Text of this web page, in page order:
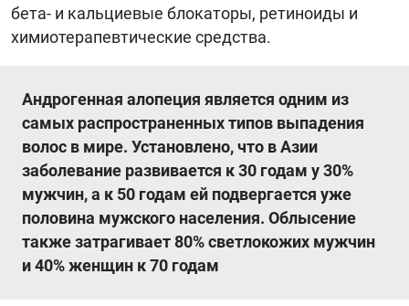
бета- и кальциевые блокаторы, ретиноиды и
химиотерапевтические средства.
Андрогенная алопеция является одним из
самых распространенных типов выпадения
волос в мире. Установлено, что в Азии
заболевание развивается к 30 годам у 30%
мужчин, а к 50 годам ей подвергается уже
половина мужского населения. Облысение
также затрагивает 80% светлокожих мужчин
и 40% женщин к 70 годам